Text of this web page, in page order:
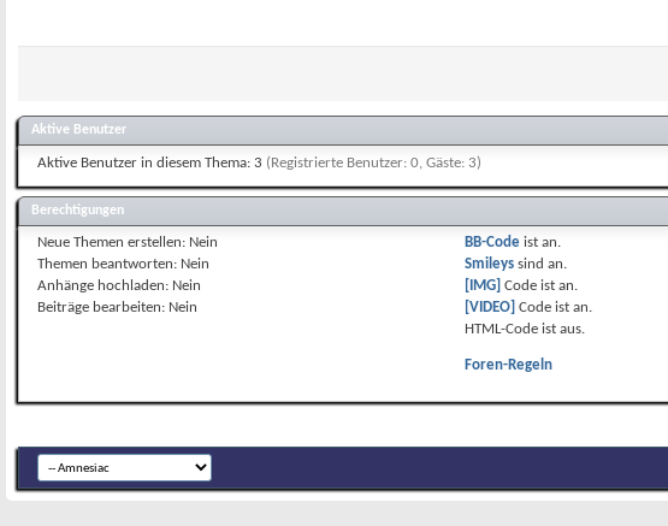
Aktive Benutzer
Aktive Benutzer in diesem Thema: 3 (Registrierte Benutzer: 0, Gäste: 3)
Berechtigungen
Neue Themen erstellen: Nein
Themen beantworten: Nein
Anhänge hochladen: Nein
Beiträge bearbeiten: Nein
BB-Code istan.
Smileys sindan.
[IMG] Code istan.
[VIDEO] Code istan.
HTML-Code istaus.
Foren-Regeln